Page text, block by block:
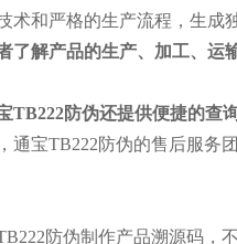
术和严格的生产流程，生成
了解产品的生产、加工、运
TB222防伪还提供便捷的查
通宝TB222防伪的售后服务
防伪制作产品溯源码，